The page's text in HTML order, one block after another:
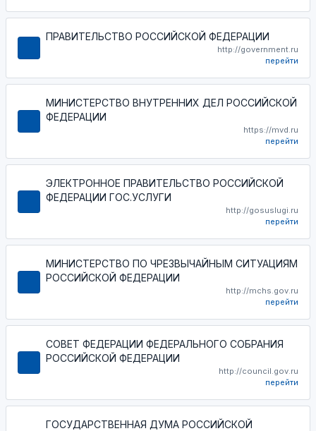
ПРАВИТЕЛЬСТВО РОССИЙСКОЙ ФЕДЕРАЦИИ
http://government.ru
перейти
МИНИСТЕРСТВО ВНУТРЕННИХ ДЕЛ РОССИЙСКОЙ
ФЕДЕРАЦИИ
https://mvd.ru
перейти
ЭЛЕКТРОННОЕ ПРАВИТЕЛЬСТВО РОССИЙСКОЙ
ФЕДЕРАЦИИ ГОС.УСЛУГИ
http://gosuslugi.ru
перейти
МИНИСТЕРСТВО ПО ЧРЕЗВЫЧАЙНЫМ СИТУАЦИЯМ
РОССИЙСКОЙ ФЕДЕРАЦИИ
http://mchs.gov.ru
перейти
СОВЕТ ФЕДЕРАЦИИ ФЕДЕРАЛЬНОГО СОБРАНИЯ
РОССИЙСКОЙ ФЕДЕРАЦИИ
http://council.gov.ru
перейти
ГОСУДАРСТВЕННАЯ ДУМА РОССИЙСКОЙ